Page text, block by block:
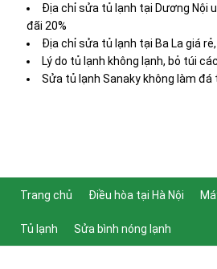
Địa chỉ sửa tủ lạnh tại Dương Nội
đãi 20%
Địa chỉ sửa tủ lạnh tại Ba La giá
Lý do tủ lạnh không lạnh, bỏ túi
Sửa tủ lạnh Sanaky không làm
Trang chủ Điều hòa tại Hà Nội
Tủ lạnh Sửa bình nóng lạnh